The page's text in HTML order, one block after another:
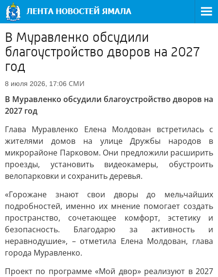
В Муравленко обсудили
благоустройство дворов на 2027
год
8 июля 2026, 17:06 СМИ
В Муравленко обсудили благоустройство дворов на
2027 год
Глава Муравленко Елена Молдован встретилась с
жителями домов на улице Дружбы народов в
микрорайоне Парковом. Они предложили расширить
проезды, установить видеокамеры, обустроить
велопарковки и сохранить деревья.
«Горожане знают свои дворы до мельчайших
подробностей, именно их мнение помогает создать
пространство, сочетающее комфорт, эстетику и
безопасность. Благодарю за активность и
неравнодушие», – отметила Елена Молдован, глава
города Муравленко.
Проект по программе «Мой двор» реализуют в 2027